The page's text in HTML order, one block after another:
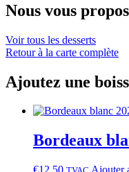
Nous vous
Voir tous les desserts
Retour à la carte complète
Ajoutez une
Bordeaux